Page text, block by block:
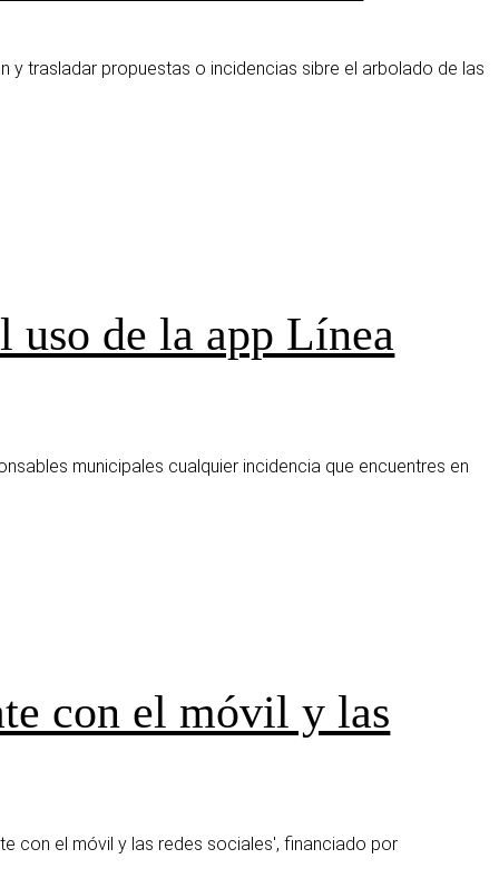
y trasladar propuestas o incidencias sibre el arbolado de las
de la app Línea
municipales cualquier incidencia que encuentres en
con el móvil y las
con el móvil y las redes sociales', financiado por